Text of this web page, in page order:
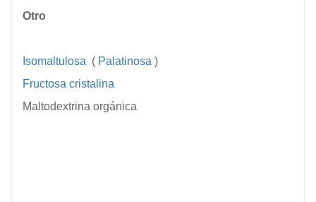
Otro
Isomaltulosa ( Palatinosa )
Fructosa cristalina
Maltodextrina orgánica